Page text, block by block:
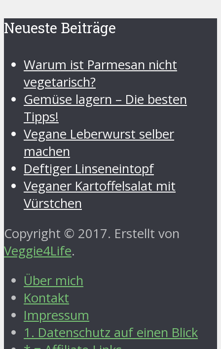
Neueste Beiträge
Warum ist Parmesan nicht
vegetarisch?
Gemüse lagern – Die besten
Tipps!
Vegane Leberwurst selber
machen
Deftiger Linseneintopf
Veganer Kartoffelsalat mit
Vürstchen
Copyright © 2017. Erstellt von
Veggie4Life.
Über mich
Kontakt
Impressum
1. Datenschutz auf einen Blick